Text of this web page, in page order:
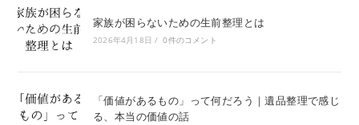
家族が困らないための生前整理とは
2026年4月18日 / 0件のコメント
「価値があるもの」って何だろう｜遺品整理で感じ
る、本当の価値の話